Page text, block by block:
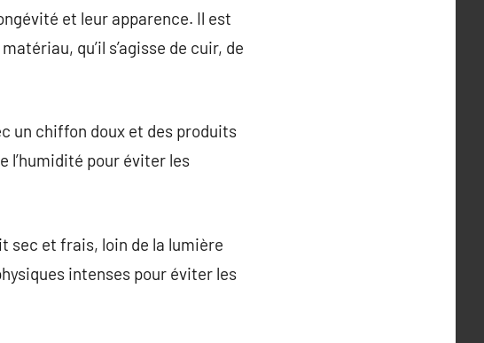
et leur apparence. Il est
qu’il s’agisse de cuir, de
un chiffon doux et des produits
l’humidité pour éviter les
sec et frais, loin de la lumière
intenses pour éviter les